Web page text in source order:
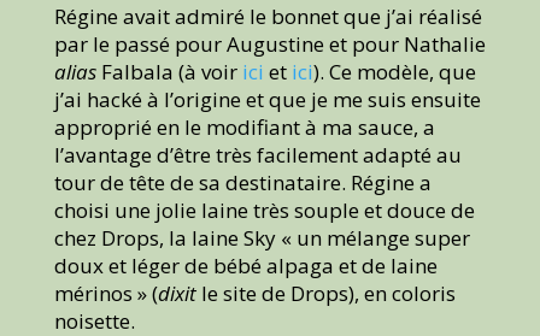
Régine avait admiré le bonnet que j’ai réalisé
par le passé pour Augustine et pour Nathalie
aliasFalbala (à voir ici et ici). Ce modèle, que
j’ai hacké à l’origine et que je me suis ensuite
approprié en le modifiant à ma sauce, a
l’avantage d’être très facilement adapté au
tour de tête de sa destinataire. Régine a
choisi une jolie laine très souple et douce de
chez Drops, la laine Sky « un mélange super
doux et léger de bébé alpaga et de laine
mérinos » (dixitle site de Drops), en coloris
noisette.